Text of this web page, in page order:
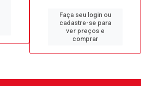
Faça seu login ou
cadastre-se para
ver preços e
comprar